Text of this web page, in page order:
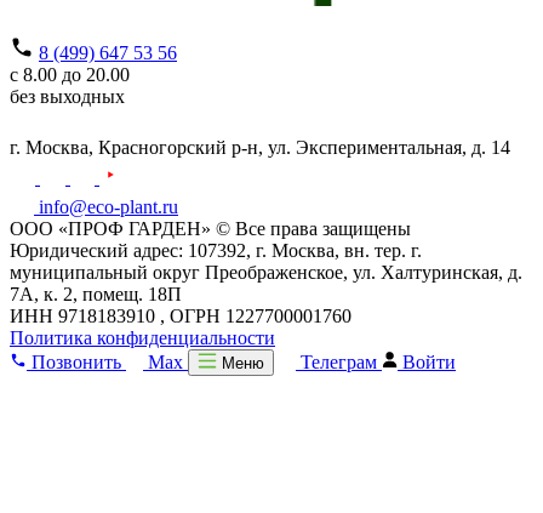
8 (499) 647 53 56
с 8.00 до 20.00
без выходных
г. Москва, Красногорский р-н, ул. Экспериментальная, д. 14
info@eco-plant.ru
ООО «ПРОФ ГАРДЕН» © Все права защищены
Юридический адрес: 107392, г. Москва, вн. тер. г.
муниципальный округ Преображенское, ул. Халтуринская, д.
7А, к. 2, помещ. 18П
ИНН 9718183910 , ОГРН 1227700001760
Политика конфиденциальности
Позвонить
Max Меню Телеграм Войти